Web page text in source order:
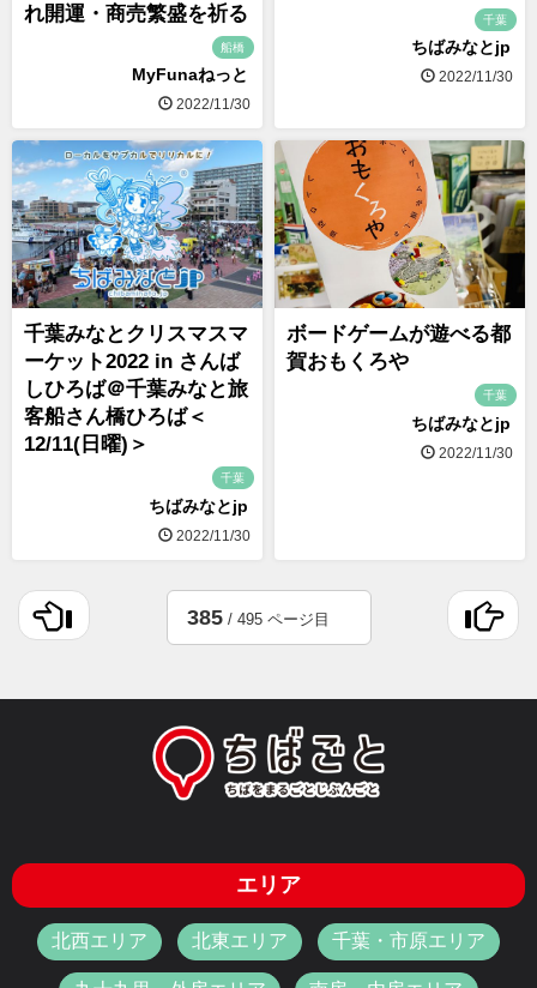
れ開運・商売繁盛を祈る
船橋
MyFunaねっと
2022/11/30
千葉
ちばみなとjp
2022/11/30
千葉みなとクリスマスマ
ーケット2022 in さんば
しひろば＠千葉みなと旅
客船さん橋ひろば＜
12/11(日曜)＞
千葉
ちばみなとjp
2022/11/30
ボードゲームが遊べる都
賀おもくろや
千葉
ちばみなとjp
2022/11/30
385/ 495 ページ目
エリア
北西エリア 北東エリア 千葉・市原エリア